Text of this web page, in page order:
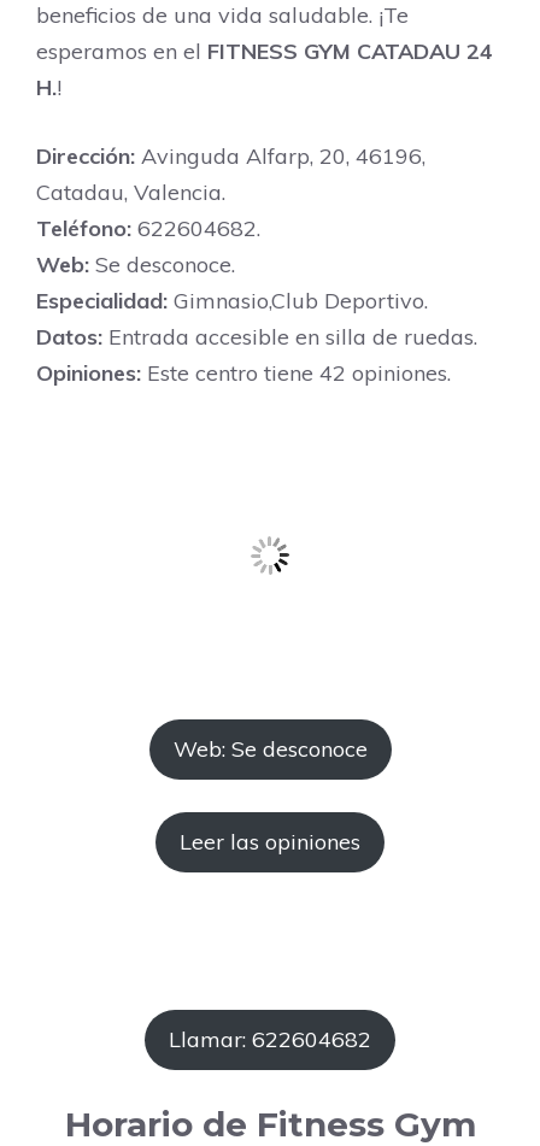
beneficios de una vida saludable. ¡Te
esperamos en el FITNESS GYM CATADAU 24
H.!
Dirección: Avinguda Alfarp, 20, 46196,
Catadau, Valencia.
Teléfono: 622604682.
Web: Se desconoce.
Especialidad: Gimnasio,Club Deportivo.
Datos: Entrada accesible en silla de ruedas.
Opiniones: Este centro tiene 42 opiniones.
Web: Se desconoce
Leer las opiniones
Llamar: 622604682
Horario de Fitness Gym